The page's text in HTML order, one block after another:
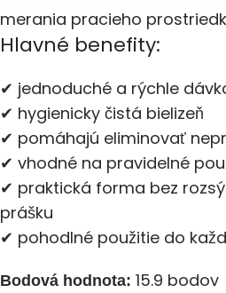
merania pracieho
Hlavné benefity:
✔ jednoduché a rýchle
✔ hygienicky čistá bielizeň
✔ pomáhajú eliminovať
✔ vhodné na pravidelné
✔ praktická forma bez
prášku
✔ pohodlné použitie do
Bodová hodnota: 15.9 bodov